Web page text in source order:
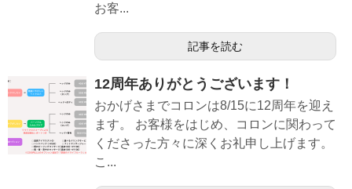
お客...
記事を読む
12周年ありがとうございます！
おかげさまでコロンは8/15に12周年を迎え
ます。 お客様をはじめ、コロンに関わって
くださった方々に深くお礼申し上げます。
こ...